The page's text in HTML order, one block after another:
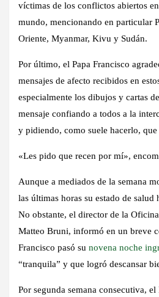
víctimas de los conflictos abiertos
mundo, mencionando en particular
Oriente, Myanmar, Kivu y Sudán.
Por último, el Papa Francisco
mensajes de afecto recibidos en
especialmente los dibujos y cartas
mensaje confiando a todos a la
y pidiendo, como suele hacerlo, que
«Les pido que recen por mí»,
Aunque a mediados de la semana
las últimas horas su estado de salud
No obstante, el director de la
Matteo Bruni, informó en un breve
Francisco pasó su novena noche
“tranquila” y que logró descansar
Por segunda semana consecutiva,